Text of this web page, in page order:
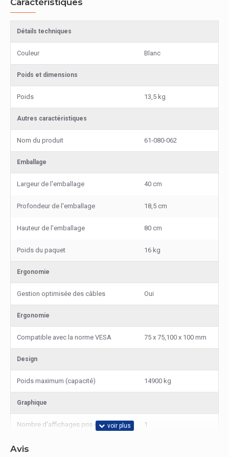
Caractéristiques
Détails techniques
Couleur Blanc
Poids et dimensions
Poids 13,5 kg
Autres caractéristiques
Nom du produit 61-080-062
Emballage
Largeur de l'emballage 40 cm
Profondeur de l'emballage 18,5 cm
Hauteur de l'emballage 80 cm
Poids du paquet 16 kg
Ergonomie
Gestion optimisée des câbles Oui
Ergonomie
Compatible avec la norme VESA 75 x 75,100 x 100 mm
Design
Poids maximum (capacité) 14900 kg
Graphique
Nombre d'affichages pris en charge 1
Avis